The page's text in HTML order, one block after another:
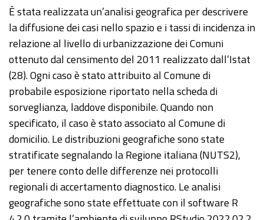
È stata realizzata un’analisi geografica per descrivere
la diffusione dei casi nello spazio e i tassi di incidenza in
relazione al livello di urbanizzazione dei Comuni
ottenuto dal censimento del 2011 realizzato dall’Istat
(28). Ogni caso è stato attribuito al Comune di
probabile esposizione riportato nella scheda di
sorveglianza, laddove disponibile. Quando non
specificato, il caso è stato associato al Comune di
domicilio. Le distribuzioni geografiche sono state
stratificate segnalando la Regione italiana (NUTS2),
per tenere conto delle differenze nei protocolli
regionali di accertamento diagnostico. Le analisi
geografiche sono state effettuate con il software R